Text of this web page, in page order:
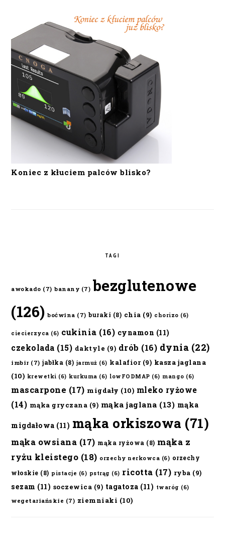
Koniec z kłuciem palców blisko?
TAGI
awokado (7) banany (7) bezglutenowe
(126) boćwina (7) buraki (8) chia (9) chorizo (6)
ciecierzyca (6) cukinia (16) cynamon (11)
czekolada (15) daktyle (9) drób (16) dynia (22)
imbir (7) jabłka (8) jarmuż (6) kalafior(9) kasza jaglana
(10) krewetki (6) kurkuma (6) lowFODMAP (6) mango (6)
mascarpone (17) migdały (10) mleko ryżowe
(14) mąka gryczana (9) mąka jaglana (13) mąka
migdałowa (11) mąka orkiszowa (71)
mąka owsiana (17) mąka ryżowa (8) mąka z
ryżu kleistego (18) orzechy nerkowca (6) orzechy
włoskie (8) pistacje (6) pstrąg (6) ricotta (17) ryba (9)
sezam (11) soczewica (9) tagatoza (11) twaróg (6)
wegetariańskie (7) ziemniaki (10)